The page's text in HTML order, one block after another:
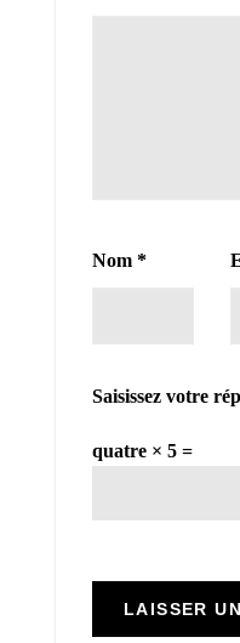
Nom *
Saisissez votre
quatre × 5 =